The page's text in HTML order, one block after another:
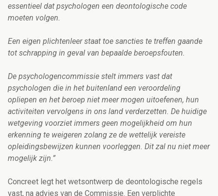
essentieel dat psychologen een deontologische code
moeten volgen.
Een eigen plichtenleer staat toe sancties te treffen gaande
tot schrapping in geval van bepaalde beroepsfouten.
De psychologencommissie stelt immers vast dat
psychologen die in het buitenland een veroordeling
opliepen en het beroep niet meer mogen uitoefenen, hun
activiteiten vervolgens in ons land verderzetten. De huidige
wetgeving voorziet immers geen mogelijkheid om hun
erkenning te weigeren zolang ze de wettelijk vereiste
opleidingsbewijzen kunnen voorleggen. Dit zal nu niet meer
mogelijk zijn.”
Concreet legt het wetsontwerp de deontologische regels
vast, na advies van de Commissie. Een verplichte